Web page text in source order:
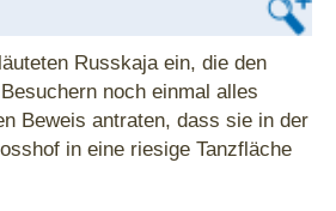
Russkaja ein, die den
noch einmal alles
Beweis antraten, dass sie in der
in eine riesige Tanzfläche